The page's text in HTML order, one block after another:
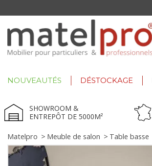
NOUVEAUTÉS DÉSTOCKAGE
SHOWROOM &
ENTREPÔT DE 5000M²
Matelpro > Meuble de salon > Table basse